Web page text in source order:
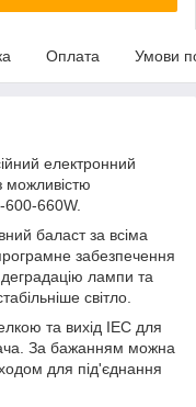
Оплата Умови
електронний
можливістю
660W.
баласт за всіма
забезпечення
лампи та
світло.
та вихід IEC для
За бажанням можна
для під'єднання